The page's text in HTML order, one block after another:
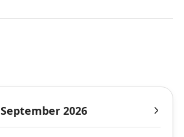
September 2026